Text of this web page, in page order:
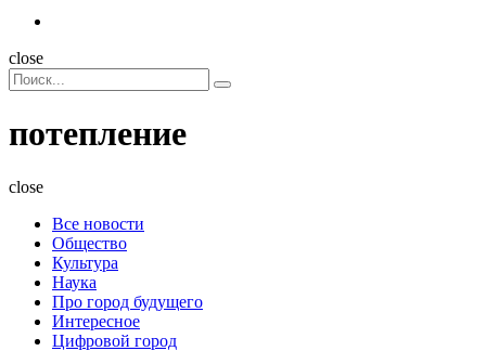
Поиск
close
Search
for:
Поиск
потепление
close
Все новости
Общество
Культура
Наука
Про город будущего
Интересное
Цифровой город